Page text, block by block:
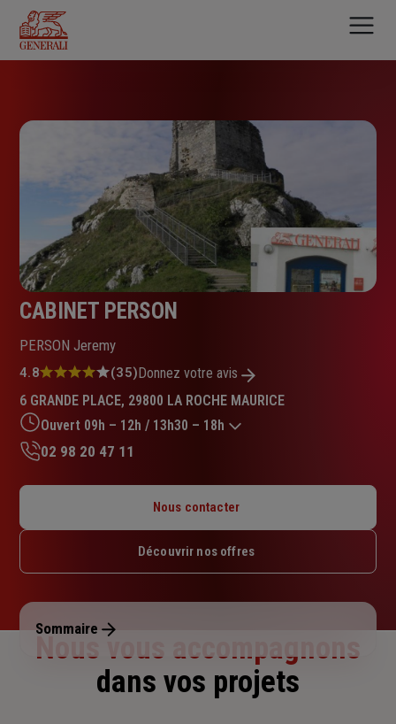
contenu
principal
CABINET PERSON
PERSON Jeremy
Note
4.8
sur
5
étoiles
4.8 (35)Donnez votre avis
6 GRANDE PLACE, 29800 LA ROCHE MAURICE
Ouvert 09h – 12h / 13h30 – 18h
Mardi : 09h – 12h / 13h30 – 18h
Jeudi : 09h – 12h / 13h30 – 18h
Dimanche : Fermé
02 98 20 47 11
Nous contacter
Découvrir nos offres
Sommaire
Nous vous accompagnons
dans vos projets